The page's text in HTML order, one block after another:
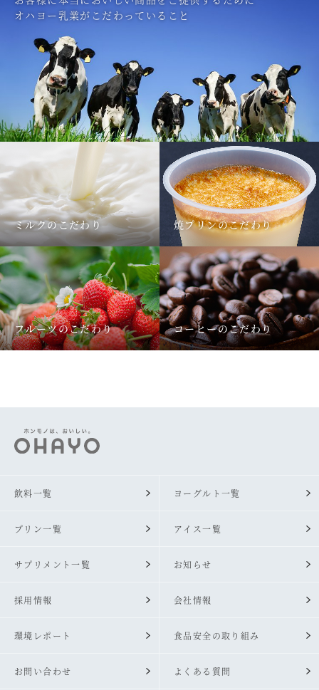
オハヨー乳業がこだわっていること
ミルクのこだわり 焼プリンのこだわり
フルーツのこだわり コーヒーのこだわり
飲料一覧 ヨーグルト一覧
プリン一覧 アイス一覧
サプリメント一覧 お知らせ
採用情報 会社情報
環境レポート 食品安全の取り組み
お問い合わせ よくある質問